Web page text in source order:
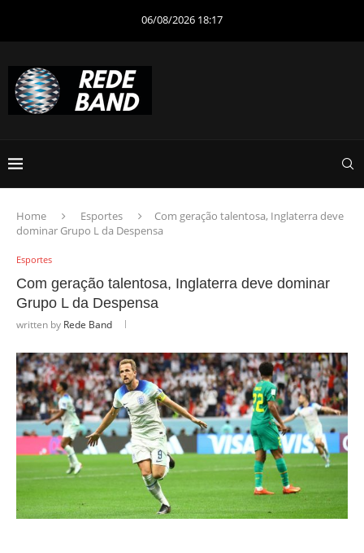
06/08/2026 18:17
Home Esportes
Com geração talentosa, Inglaterra deve
dominar Grupo L da Despensa
Esportes
Com geração talentosa, Inglaterra deve dominar
Grupo L da Despensa
written by Rede Band